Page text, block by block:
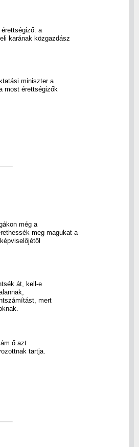
a
karának közgazdász
miniszter a
most érettségizők
még a
meg magukat a
át, kell-e
mert
ő azt
tartja.